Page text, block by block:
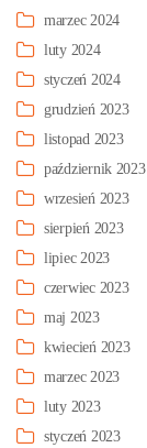
marzec 2024
luty 2024
styczeń 2024
grudzień 2023
listopad 2023
październik 2023
wrzesień 2023
sierpień 2023
lipiec 2023
czerwiec 2023
maj 2023
kwiecień 2023
marzec 2023
luty 2023
styczeń 2023